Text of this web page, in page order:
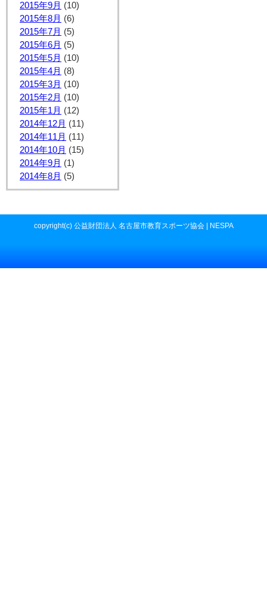
2015年9月 (10)
2015年8月 (6)
2015年7月 (5)
2015年6月 (5)
2015年5月 (10)
2015年4月 (8)
2015年3月 (10)
2015年2月 (10)
2015年1月 (12)
2014年12月 (11)
2014年11月 (11)
2014年10月 (15)
2014年9月 (1)
2014年8月 (5)
copyright(c) 公益財団法人 名古屋市教育スポーツ協会 | NESPA